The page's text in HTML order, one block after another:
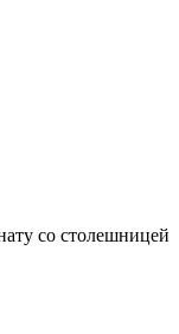
со столешницей